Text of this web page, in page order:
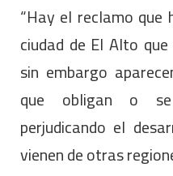
“Hay el reclamo que
ciudad de El Alto
sin embargo
que obligan o
perjudicando el
vienen de otras